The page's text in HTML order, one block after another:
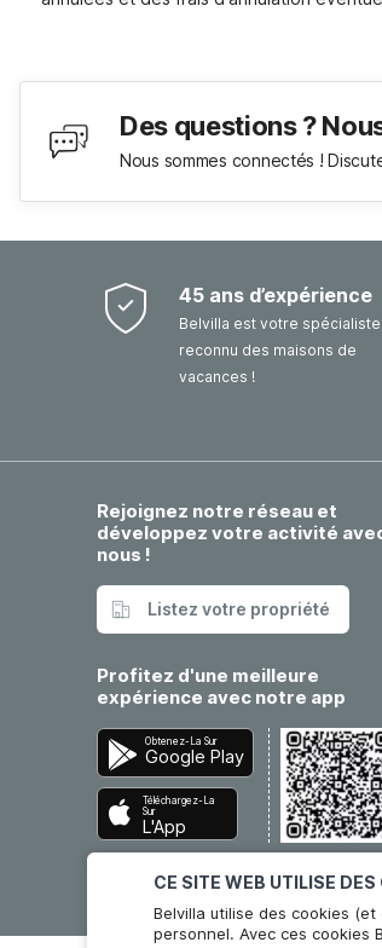
CE SITE WEB UTILISE DES
Belvilla utilise des cookies
personnel. Avec ces cookies
Des questions ?
Nous sommes connectés !
45 ans d’expérience
Belvilla est votre spécialiste
reconnu des maisons de
vacances !
Rejoignez notre réseau et
développez votre activité
nous !
Listez votre propriété
Profitez d'une meilleure
expérience avec notre app
Obtenez-La Sur
Google Play
Téléchargez-La
Sur
L'App
Store